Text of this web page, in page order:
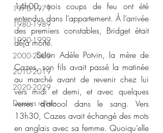
1970-1979
1980-1989
1990-1999
2000-2009
2010-2019
2020-2029
Dossiers rejetés
14h00, trois coups de feu ont été
entendus dans l’appartement. À l’arrivée
des premiers constables, Bridget était
déjà morte.
	Selon Adèle Potvin, la mère de
Cazes, son fils avait passé la matinée
au marché avant de revenir chez lui
vers midi et demi, et avec quelques
verres d’alcool dans le sang. Vers
13h30, Cazes avait échangé des mots
en anglais avec sa femme. Quoiqu’elle